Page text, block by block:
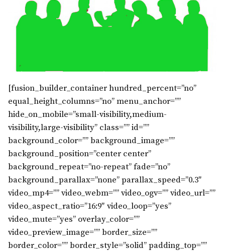
[fusion_builder_container hundred_percent=”no”
equal_height_columns=”no” menu_anchor=””
hide_on_mobile=”small-visibility,medium-
visibility,large-visibility” class=”” id=””
background_color=”” background_image=””
background_position=”center center”
background_repeat=”no-repeat” fade=”no”
background_parallax=”none” parallax_speed=”0.3″
video_mp4=”” video_webm=”” video_ogv=”” video_url=””
video_aspect_ratio=”16:9″ video_loop=”yes”
video_mute=”yes” overlay_color=””
video_preview_image=”” border_size=””
border_color=”” border_style=”solid” padding_top=””